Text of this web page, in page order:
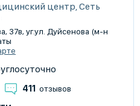
центр, Сеть
37в, уг.ул. Дуйсенова (м-н
411 отзывов